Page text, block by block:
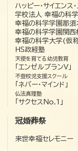
ハッピー・サイエンス
学校法人 幸福の科
幸福の科学学園那須
幸福の科学学園関西
幸福の科学大学(仮
HS政経塾
天使を育てる幼児教育
「エンゼルプランV」
不登校児支援スクール
「ネバー・マインド」
仏法真理塾
「サクセスNo.1」
冠婚葬祭
来世幸福セレモニー